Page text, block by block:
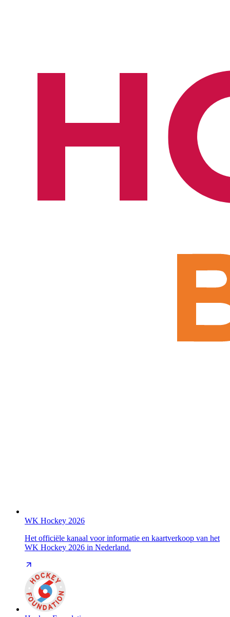
WK Hockey 2026
Het officiële kanaal voor informatie en kaartverkoop van het
WK Hockey 2026 in Nederland.